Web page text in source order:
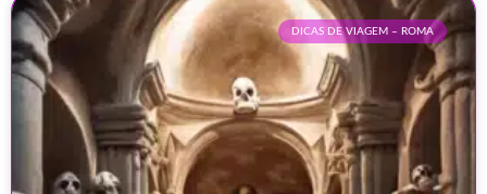
DICAS DE VIAGEM – ROMA